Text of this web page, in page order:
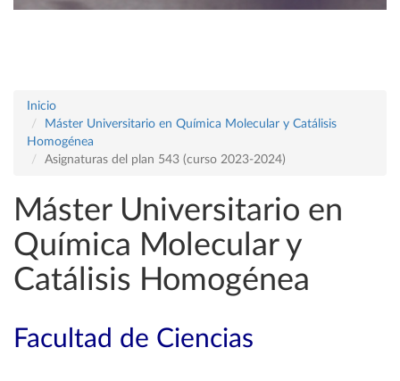
Inicio
Máster Universitario en Química Molecular y Catálisis
Homogénea
Asignaturas del plan 543 (curso 2023-2024)
Máster Universitario en
Química Molecular y
Catálisis Homogénea
Facultad de Ciencias